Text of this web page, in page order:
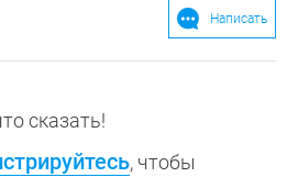
Написать
сказать!
, чтобы